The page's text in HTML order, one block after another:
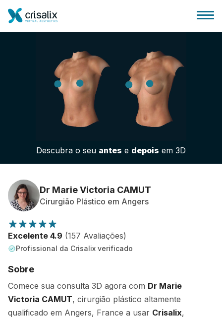
Página inicial para cirurgiões
Plataforma 3D de business
Planos
Avaliações dos pacientes
Descubra o seu antes e depois em 3D
Dr Marie Victoria CAMUT
Cirurgião Plástico em Angers
Excelente 4.9 (157 Avaliações)
Profissional da Crisalix verificado
Sobre
Comece sua consulta 3D agora com Dr Marie
Victoria CAMUT, cirurgião plástico altamente
qualificado em Angers, France a usar Crisalix,